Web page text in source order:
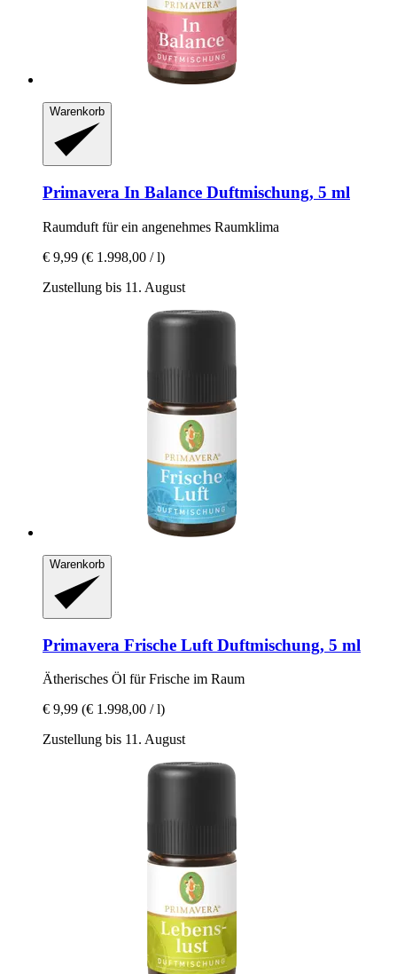
Warenkorb
Primavera In Balance Duftmischung, 5 ml
Raumduft für ein angenehmes Raumklima
€ 9,99 (€ 1.998,00 / l)
Zustellung bis 11. August
Warenkorb
Primavera Frische Luft Duftmischung, 5 ml
Ätherisches Öl für Frische im Raum
€ 9,99 (€ 1.998,00 / l)
Zustellung bis 11. August